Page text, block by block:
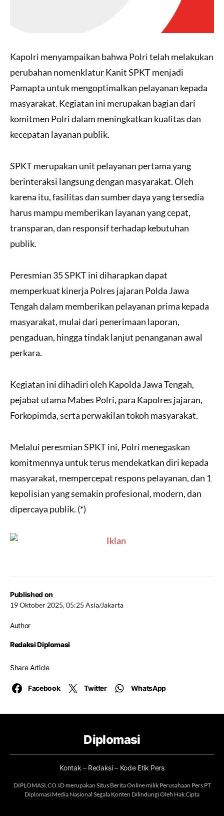
Published on
19 Oktober 2025, 05:25 Asia/Jakarta
Author
Redaksi Diplomasi
Share Article
Facebook Twitter WhatsApp
Kapolri menyampaikan bahwa Polri telah melakukan
perubahan nomenklatur Kanit SPKT menjadi
Pamapta untuk mengoptimalkan pelayanan kepada
masyarakat. Kegiatan ini merupakan bagian dari
komitmen Polri dalam meningkatkan kualitas dan
kecepatan layanan publik.
SPKT merupakan unit pelayanan pertama yang
berinteraksi langsung dengan masyarakat. Oleh
karena itu, fasilitas dan sumber daya yang tersedia
harus mampu memberikan layanan yang cepat,
transparan, dan responsif terhadap kebutuhan
publik.
Peresmian 35 SPKT ini diharapkan dapat
memperkuat kinerja Polres jajaran Polda Jawa
Tengah dalam memberikan pelayanan prima kepada
masyarakat, mulai dari penerimaan laporan,
pengaduan, hingga tindak lanjut penanganan awal
perkara.
Kegiatan ini dihadiri oleh Kapolda Jawa Tengah,
pejabat utama Mabes Polri, para Kapolres jajaran,
Forkopimda, serta perwakilan tokoh masyarakat.
Melalui peresmian SPKT ini, Polri menegaskan
komitmennya untuk terus mendekatkan diri kepada
masyarakat, mempercepat respons pelayanan, dan 1
kepolisian yang semakin profesional, modern, dan
dipercaya publik. (*)
Diplomasi
Kontak – Redaksi – Kode Etik Pers
DIPLOMASI.CO.ID merupakan Situs Berita Online milik Perusahaan Pers PT
Diplomasi Media Nasional Segala Konten Dilindungi Oleh Hak Cipta